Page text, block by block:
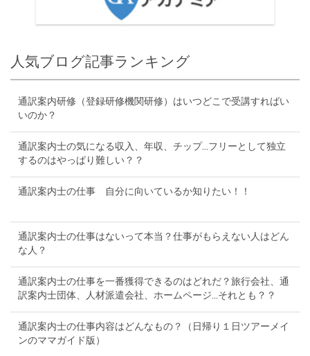
人気ブログ記事ランキング
通訳案内研修（登録研修機関研修）はいつどこで受講すればい
いのか？
通訳案内士の気になる収入、年収、チップ...フリーとして独立
するのはやっぱり難しい？？
通訳案内士の仕事 自分に向いているか知りたい！！
通訳案内士の仕事はないって本当？仕事がもらえない人はどん
な人？
通訳案内士の仕事を一番獲得できるのはどれだ？旅行会社、通
訳案内士団体、人材派遣会社、ホームページ...それとも？？
通訳案内士の仕事内容はどんなもの？（日帰り１日ツアーメイ
ンのママガイド版）